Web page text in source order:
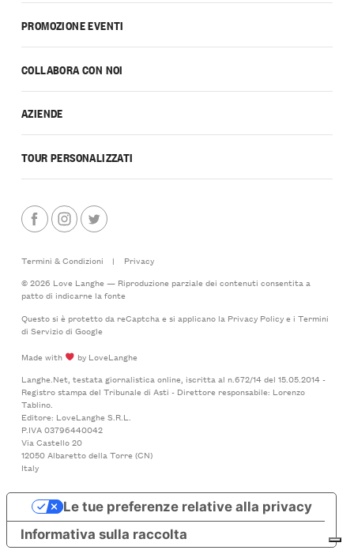
PROMOZIONE EVENTI
COLLABORA CON NOI
AZIENDE
TOUR PERSONALIZZATI
Termini & Condizioni |
Privacy
© 2026 Love Langhe — Riproduzione parziale dei contenuti consentita a
patto di indicarne la fonte
Questo si è protetto da reCaptcha e si applicano la Privacy Policye i Termini
di Serviziodi Google
Made with
by LoveLanghe
Langhe.Net, testata giornalistica online, iscritta al n.672/14 del 15.05.2014 -
Registro stampa del Tribunale di Asti - Direttore responsabile: Lorenzo
Tablino.
Editore: LoveLanghe S.R.L.
P.IVA 03796440042
Via Castello 20
12050 Albaretto della Torre (CN)
Italy
Informativa sulla raccolta
Le tue preferenze relative alla privacy